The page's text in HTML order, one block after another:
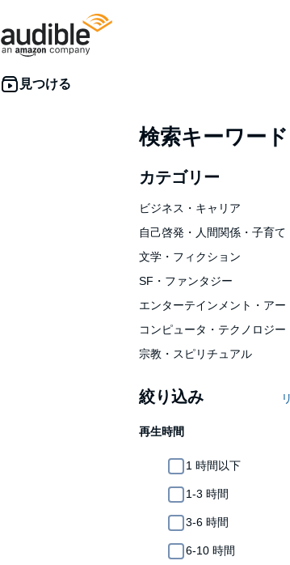
検索キーワー
カテゴリー
ビジネス・キャリア
自己啓発・人間関係・子育て
文学・フィクション
SF・ファンタジー
エンターテインメント・アー
コンピュータ・テクノロジー
宗教・スピリチュアル
絞り込み
再生時間
1 時間以下
1-3 時間
3-6 時間
6-10 時間